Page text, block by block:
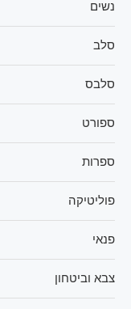
נשים
סלב
סלבס
ספורט
ספרות
פוליטיקה
פנאי
צבא וביטחון